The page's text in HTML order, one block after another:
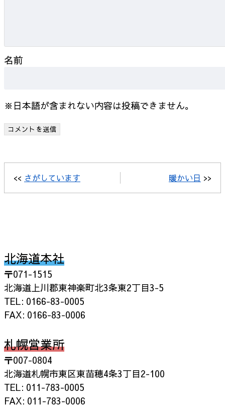
名前
※日本語が含まれない内容は投稿できません。
<< さがしています 暖かい日 >>
北海道本社
〒071-1515
北海道上川郡東神楽町北3条東2丁目3-5
TEL: 0166-83-0005
FAX: 0166-83-0006
札幌営業所
〒007-0804
北海道札幌市東区東苗穂4条3丁目2-100
TEL: 011-783-0005
FAX: 011-783-0006